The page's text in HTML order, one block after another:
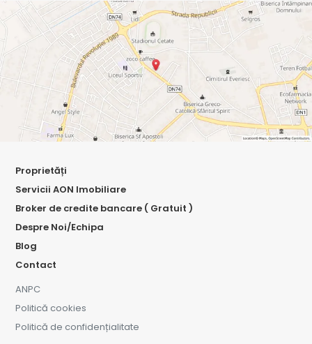
Proprietăți
Servicii AON Imobiliare
Broker de credite bancare ( Gratuit )
Despre Noi/Echipa
Blog
Contact
ANPC
Politică cookies
Politică de confidențialitate